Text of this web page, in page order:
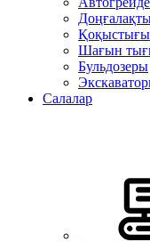
Шағын
Бульдозеры
Салалар